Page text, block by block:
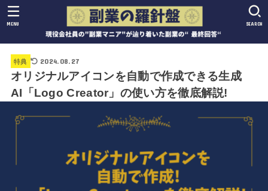
SEARCH
MENU
特典 2024.08.27
オリジナルアイコンを自動で作成できる生成
AI「Logo Creator」の使い方を徹底解説!